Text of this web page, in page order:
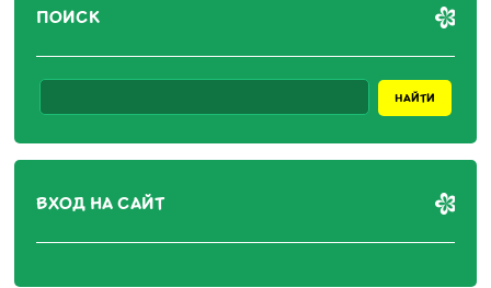
ПОИСК
ВХОД НА САЙТ